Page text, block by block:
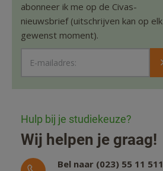
abonneer ik me op de Civas-
nieuwsbrief (uitschrijven kan op elk
gewenst moment).
E-mailadres:
Hulp bij je studiekeuze?
Wij helpen je graag!
Bel naar (023) 55 11 511